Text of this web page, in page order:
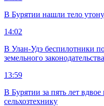
В Бурятии нашли тело
14:02
В Улан-Удэ беспилотники
земельного законодательства
13:59
В Бурятии за пять лет
сельхозтехнику